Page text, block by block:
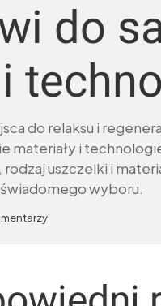
do
do relaksu i
i
rodzaj uszczelki i
wyboru.